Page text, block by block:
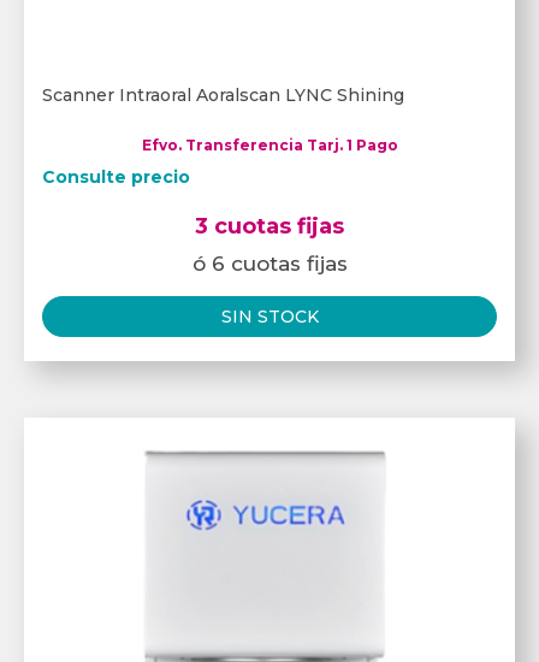
Scanner Intraoral Aoralscan LYNC Shining
Efvo. Transferencia Tarj. 1 Pago
Consulte precio
3 cuotas fijas
ó 6 cuotas fijas
SIN STOCK